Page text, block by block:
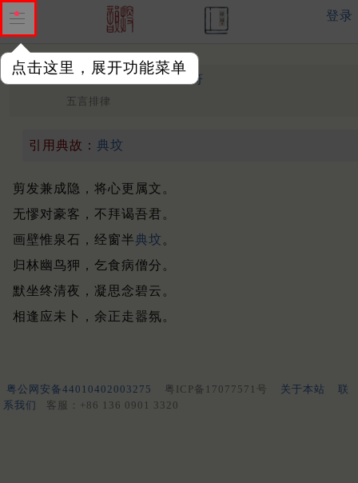
点击这里，展开功能菜单
登录
寄栖白上人 晚唐 ·李昌符
五言排律
引用典故： 典坟
剪发兼成隐，将心更属文。
无憀对豪客，不拜谒吾君。
画壁惟泉石，经窗半典坟 。
归林幽鸟狎，乞食病僧分。
默坐终清夜，凝思念碧云。
相逢应未卜，余正走嚣氛。
粤公网安备44010402003275 粤ICP备17077571号 关于本站
联
系我们
客服：+86 136 0901 3320